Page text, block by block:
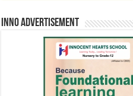
INNO Advertisement